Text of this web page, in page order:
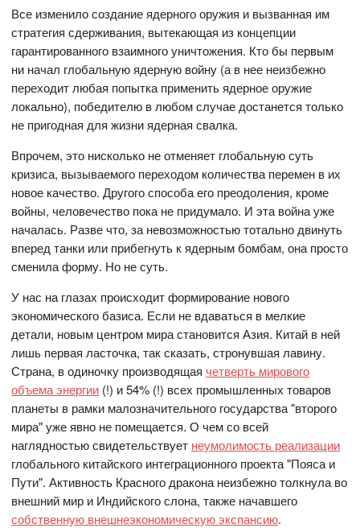
Все изменило создание ядерного оружия и вызванная им
стратегия сдерживания, вытекающая из концепции
гарантированного взаимного уничтожения. Кто бы первым
ни начал глобальную ядерную войну (а в нее неизбежно
переходит любая попытка применить ядерное оружие
локально), победителю в любом случае достанется только
не пригодная для жизни ядерная свалка.
Впрочем, это нисколько не отменяет глобальную суть
кризиса, вызываемого переходом количества перемен в их
новое качество. Другого способа его преодоления, кроме
войны, человечество пока не придумало. И эта война уже
началась. Разве что, за невозможностью тотально двинуть
вперед танки или прибегнуть к ядерным бомбам, она просто
сменила форму. Но не суть.
У нас на глазах происходит формирование нового
экономического базиса. Если не вдаваться в мелкие
детали, новым центром мира становится Азия. Китай в ней
лишь первая ласточка, так сказать, стронувшая лавину.
Страна, в одиночку производящая четверть мирового
объема энергии (!) и 54% (!) всех промышленных товаров
планеты в рамки малозначительного государства "второго
мира" уже явно не помещается. О чем со всей
наглядностью свидетельствует неумолимость реализации
глобального китайского интеграционного проекта "Пояса и
Пути". Активность Красного дракона неизбежно толкнула во
внешний мир и Индийского слона, также начавшего
собственную внешнеэкономическую экспансию.